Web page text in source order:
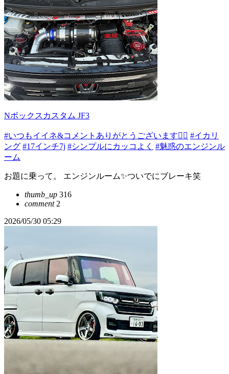
Nボックスカスタム JF3
#いつもイイネ&コメントありがとうございます🙇‍♂️ #イカリ
ング #17インチ7j #シンプルにカッコよく #魅惑のエンジンル
ーム
お題に乗って。 エンジンルーム✨ついでにブレーキ笑
thumb_up 316
comment2
2026/05/30 05:29